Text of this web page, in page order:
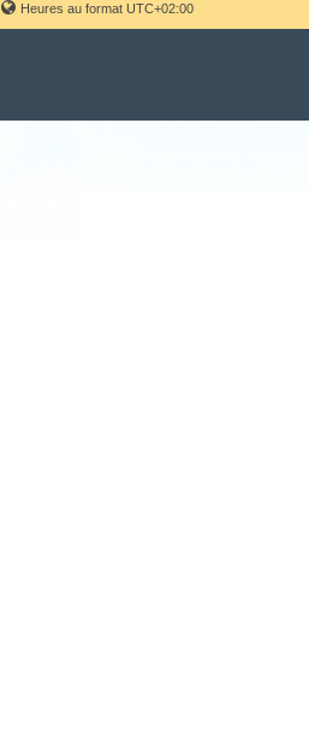
Heures au format UTC+02:00